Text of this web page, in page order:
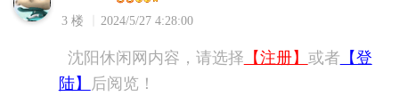
3 楼 2024/5/27 4:28:00
沈阳休闲网内容，请选择 【注册】 或者 【登
陆】
后阅览！